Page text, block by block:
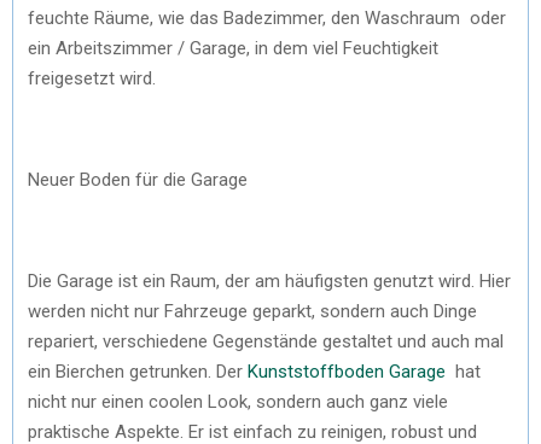
feuchte Räume, wie das Badezimmer, den Waschraum oder
ein Arbeitszimmer / Garage, in dem viel Feuchtigkeit
freigesetzt wird.
Neuer Boden für die Garage
Die Garage ist ein Raum, der am häufigsten genutzt wird. Hier
werden nicht nur Fahrzeuge geparkt, sondern auch Dinge
repariert, verschiedene Gegenstände gestaltet und auch mal
ein Bierchen getrunken. Der Kunststoffboden Garage hat
nicht nur einen coolen Look, sondern auch ganz viele
praktische Aspekte. Er ist einfach zu reinigen, robust und